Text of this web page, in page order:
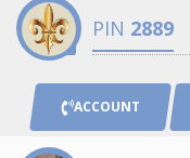
PIN 2889
ACCOUNT